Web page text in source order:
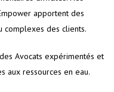
apportent des
complexes des clients.
Avocats expérimentés et
aux ressources en eau.